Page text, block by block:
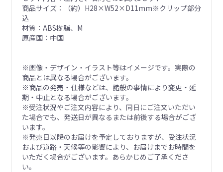
商品サイズ：（約）H28×W52×D11mm※クリップ部分
込
材質：ABS樹脂、M
原産国：中国
※画像・デザイン・イラスト等はイメージです。実際の
商品とは異なる場合がございます。
※商品の発売・仕様などは、諸般の事情により変更・延
期・中止となる場合がございます。
※受注状況やご注文内容により、同日にご注文いただい
た場合でも、発送日が異なるまたは前後する場合がござ
います。
※発売日以降のお届けを予定しておりますが、受注状況
および道路・天候等の影響により、お届けまでお時間を
いただく場合がございます。あらかじめご了承くださ
い。